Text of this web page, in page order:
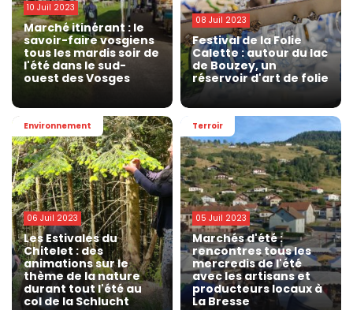
10 Juil 2023
Marché itinérant : le
savoir-faire vosgiens
tous les mardis soir de
l'été dans le sud-
ouest des Vosges
08 Juil 2023
Festival de la Folie
Calette : autour du lac
de Bouzey, un
réservoir d'art de folie
Environnement
06 Juil 2023
Les Estivales du
Chitelet : des
animations sur le
thème de la nature
durant tout l'été au
col de la Schlucht
Terroir
05 Juil 2023
Marchés d'été :
rencontres tous les
mercredis de l'été
avec les artisans et
producteurs locaux à
La Bresse